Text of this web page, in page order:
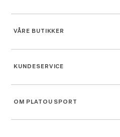
VÅRE BUTIKKER
KUNDESERVICE
OM PLATOU SPORT